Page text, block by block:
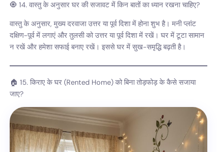
🧿 14. वास्तु के अनुसार घर की सजावट में किन बातों का ध्यान रखना चाहिए?
वास्तु के अनुसार, मुख्य दरवाजा उत्तर या पूर्व दिशा में होना शुभ है। मनी प्लांट
दक्षिण-पूर्व में लगाएं और तुलसी को उत्तर या पूर्व दिशा में रखें। घर में टूटा सामान
न रखें और हमेशा सफाई बनाए रखें। इससे घर में सुख-समृद्धि बढ़ती है।
🏠 15. किराए के घर (Rented Home) को बिना तोड़फोड़ के कैसे सजाया
जाए?